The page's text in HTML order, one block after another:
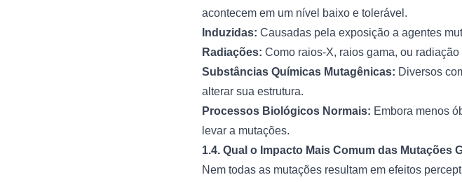
acontecem em um nível baixo e tolerável.
Induzidas: Causadas pela exposição a agentes
Radiações: Como raios-X, raios gama, ou radiação
Substâncias Químicas Mutagênicas: Diversos
alterar sua estrutura.
Processos Biológicos Normais: Embora menos
levar a mutações.
1.4. Qual o Impacto Mais Comum das Mutações
Nem todas as mutações resultam em efeitos